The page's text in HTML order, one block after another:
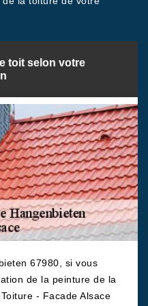
toit selon votre
67980, si vous
de la peinture de la
- Facade Alsace